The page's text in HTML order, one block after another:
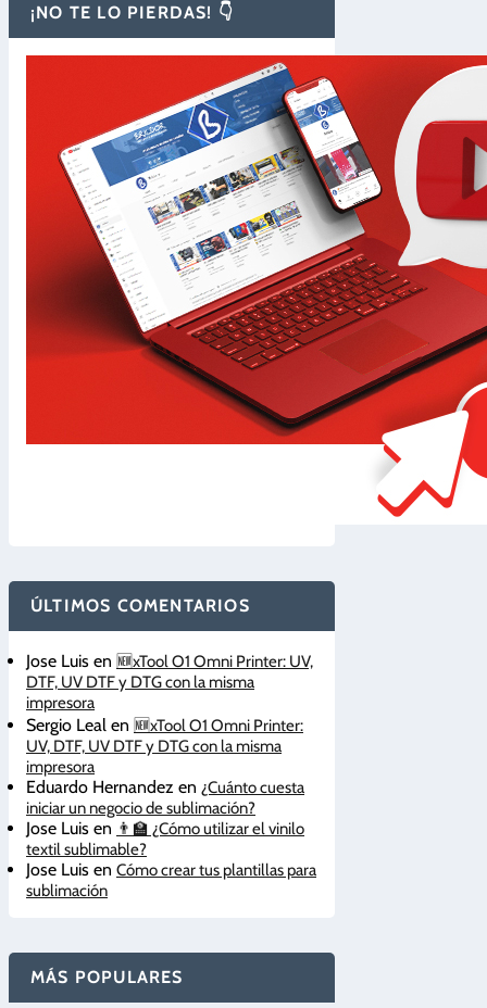
¡NO TE LO PIERDAS! 👇
ÚLTIMOS COMENTARIOS
Jose Luis en 🆕xTool O1 Omni Printer: UV,
DTF, UV DTF y DTG con la misma
impresora
Sergio Leal en 🆕xTool O1 Omni Printer:
UV, DTF, UV DTF y DTG con la misma
impresora
Eduardo Hernandez en ¿Cuánto cuesta
iniciar un negocio de sublimación?
Jose Luis en 👨‍🏫 ¿Cómo utilizar el vinilo
textil sublimable?
Jose Luis en Cómo crear tus plantillas para
sublimación
MÁS POPULARES